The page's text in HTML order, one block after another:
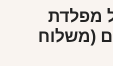
מפלדת
(משלוח